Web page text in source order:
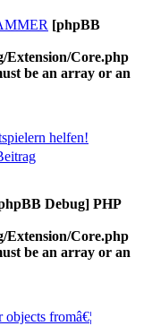
[phpBB
Extension/Core.php
be an array or an
helfen!
Debug] PHP
Extension/Core.php
be an array or an
fromâ€¦